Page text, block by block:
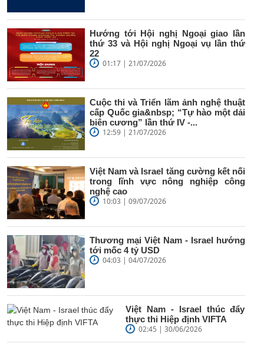
Hướng tới Hội nghị Ngoại giao lần
thứ 33 và Hội nghị Ngoại vụ lần thứ
22
01:17 | 21/07/2026
Cuộc thi và Triển lãm ảnh nghệ thuật
cấp Quốc gia&nbsp; “Tự hào một dải
biên cương” lần thứ IV -...
12:59 | 21/07/2026
Việt Nam và Israel tăng cường kết nối
trong lĩnh vực nông nghiệp công
nghệ cao
10:03 | 09/07/2026
Thương mại Việt Nam - Israel hướng
tới mốc 4 tỷ USD
04:03 | 04/07/2026
Việt Nam - Israel thúc đẩy
thực thi Hiệp định VIFTA
02:45 | 30/06/2026